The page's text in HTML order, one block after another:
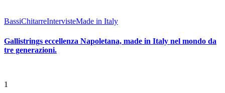
BassiChitarreIntervisteMade in Italy
Gallistrings eccellenza Napoletana, made in Italy nel mondo da
tre generazioni.
1